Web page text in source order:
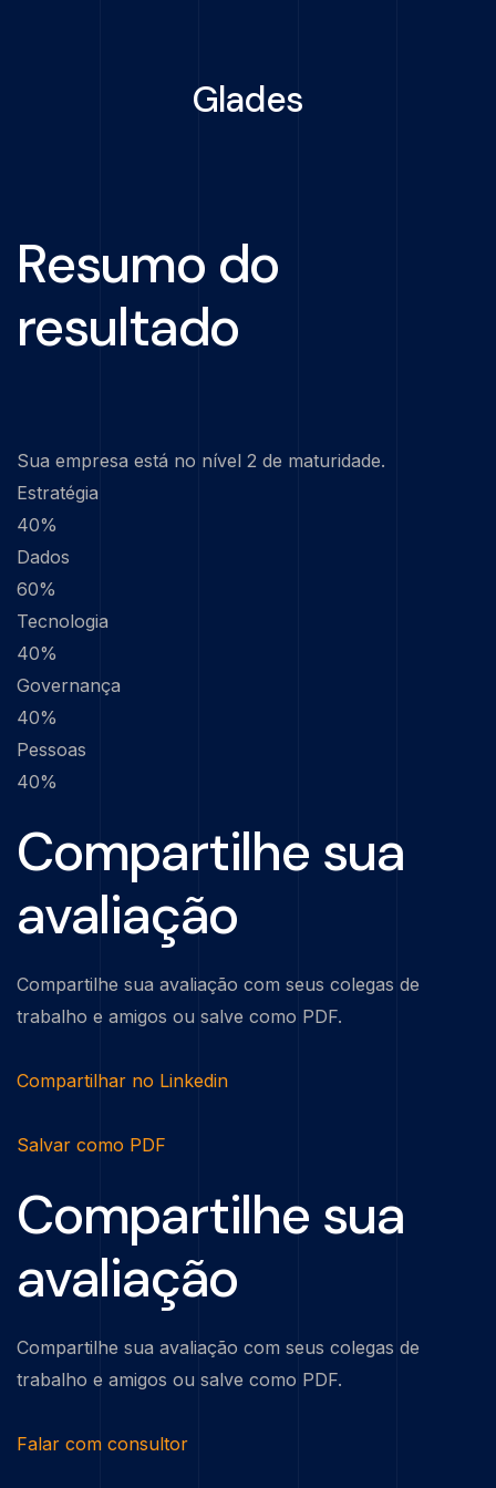
Glades
Resumo do
resultado
Sua empresa está no nível 2 de maturidade.
Estratégia
40%
Dados
60%
Tecnologia
40%
Governança
40%
Pessoas
40%
Compartilhe sua
avaliação
Compartilhe sua avaliação com seus colegas de
trabalho e amigos ou salve como PDF.
Compartilhar no Linkedin
Salvar como PDF
Compartilhe sua
avaliação
Compartilhe sua avaliação com seus colegas de
trabalho e amigos ou salve como PDF.
Falar com consultor